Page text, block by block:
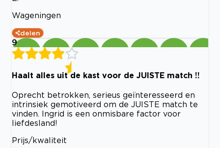
Wageningen
delen
9
Haalt alles uit de kast voor de JUISTE match !!
Oprecht betrokken, serieus geïnteresseerd en
intrinsiek gemotiveerd om de JUISTE match te
vinden. Ingrid is een onmisbare factor voor
liefdesland!
Prijs/kwaliteit